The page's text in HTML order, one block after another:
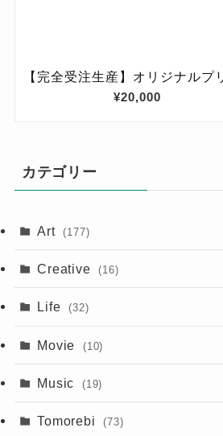
カテゴリー
Art (177)
Creative (16)
Life (32)
Movie (10)
Music (19)
Tomorebi (73)